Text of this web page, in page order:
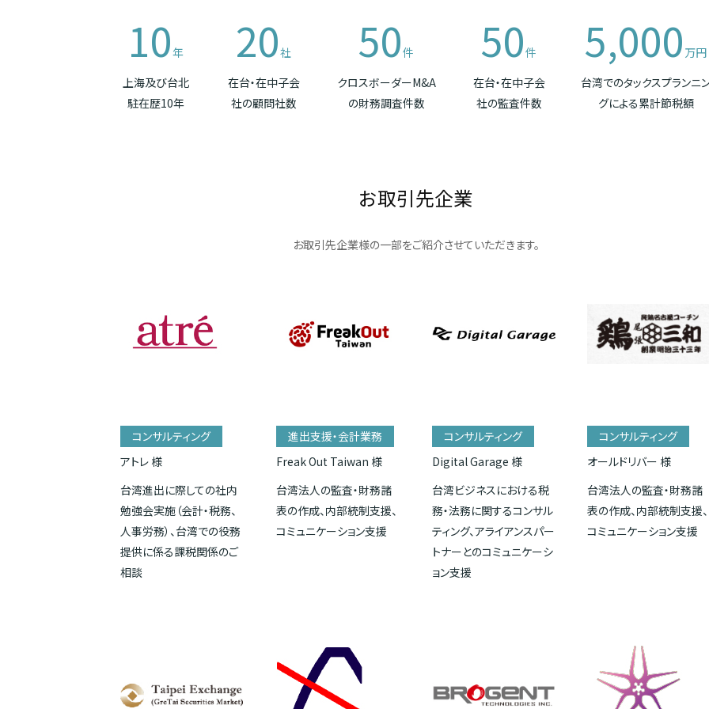
10年
上海及び台北
駐在歴10年
20社
在台・在中子会
社の顧問社数
50件
クロスボーダーM&A
の財務調査件数
50件
在台・在中子会
社の監査件数
5,000 万円
台湾でのタックスプランニ
グによる累計節税額
お取引先企業
お取引先企業様の一部をご紹介させていただきます。
コンサルティング
アトレ 様
台湾進出に際しての社内
勉強会実施（会計・税務、
人事労務）、台湾での役務
提供に係る課税関係のご
相談
進出支援・会計業務
Freak Out Taiwan 様
台湾法人の監査・財務諸
表の作成、内部統制支援、
コミュニケーション支援
コンサルティング
Digital Garage 様
台湾ビジネスにおける税
務・法務に関するコンサル
ティング、アライアンスパー
トナーとのコミュニケーシ
ョン支援
コンサルティング
オールドリバー 様
台湾法人の監査・財務諸
表の作成、内部統制支援、
コミュニケーション支援